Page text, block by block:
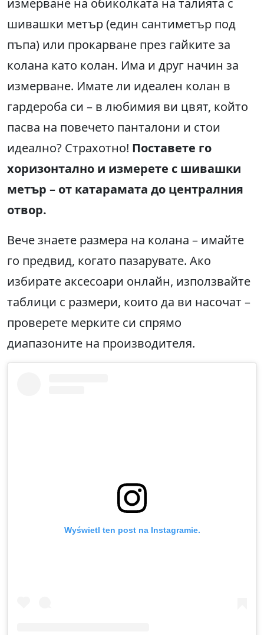
шивашки метър (един сантиметър под
пъпа) или прокарване през гайките за
колана като колан. Има и друг начин за
измерване. Имате ли идеален колан в
гардероба си – в любимия ви цвят, който
пасва на повечето панталони и стои
идеално? Страхотно! Поставете го
хоризонтално и измерете с шивашки
метър – от катарамата до централния
отвор.
Вече знаете размера на колана – имайте
го предвид, когато пазарувате. Ако
избирате аксесоари онлайн, използвайте
таблици с размери, които да ви насочат –
проверете мерките си спрямо
диапазоните на производителя.
Wyświetl ten post na Instagramie.